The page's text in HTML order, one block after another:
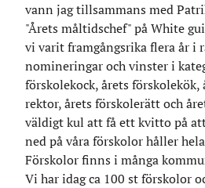
vann jag tillsammans med
"Årets måltidschef" på White
vi varit framgångsrika flera år i
nomineringar och vinster i
förskolekock, årets
rektor, årets förskolerätt och
väldigt kul att få ett kvitto på
ned på våra förskolor håller
Förskolor finns i många
Vi har idag ca 100 st förskolor